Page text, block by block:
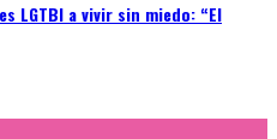
LGTBI a vivir sin miedo: “El